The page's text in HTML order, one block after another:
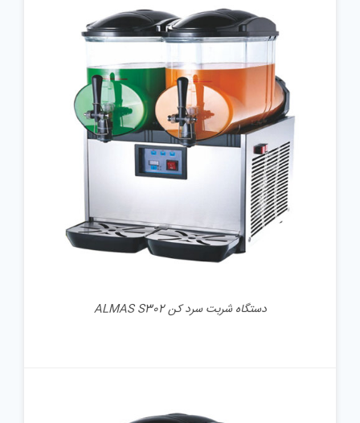
جزئیات
دستگاه شربت سرد کن ALMAS S302